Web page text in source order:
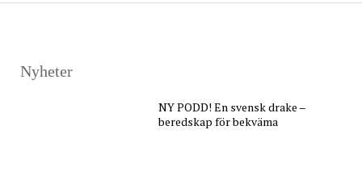
Nyheter
NY PODD! En svensk drake –
beredskap för bekväma